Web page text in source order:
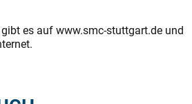
es auf www.smc-stuttgart.de und